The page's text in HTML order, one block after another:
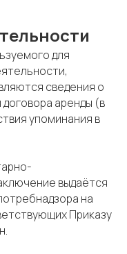
для
сведения о
аренды (в
упоминания в
выдаётся
на
Приказу